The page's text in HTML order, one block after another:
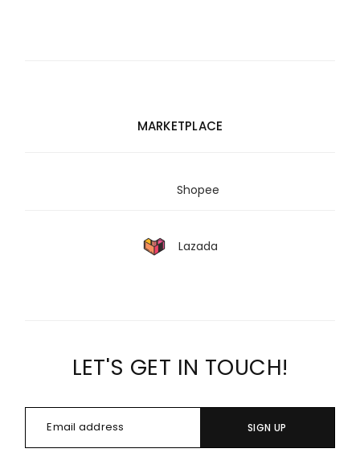
MARKETPLACE
Shopee
Lazada
LET'S GET IN TOUCH!
SIGN UP